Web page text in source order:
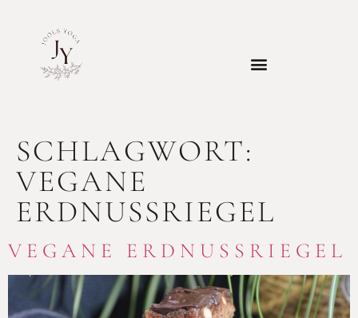
SCHLAGWORT:
VEGANE
ERDNUSSRIEGEL
VEGANE ERDNUSSRIEGEL